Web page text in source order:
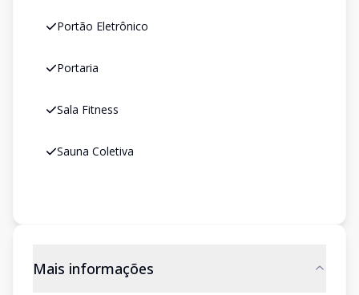
Portão Eletrônico
Portaria
Sala Fitness
Sauna Coletiva
Mais informações